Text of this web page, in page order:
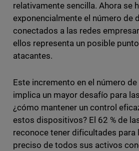
relativamente sencilla. Ahora se
exponencialmente el número de
conectados a las redes
ellos representa un posible
atacantes.
Este incremento en el número
implica un mayor desafío para
¿cómo mantener un control
estos dispositivos? El 62 % de
reconoce tener dificultades para
preciso de todos sus activos